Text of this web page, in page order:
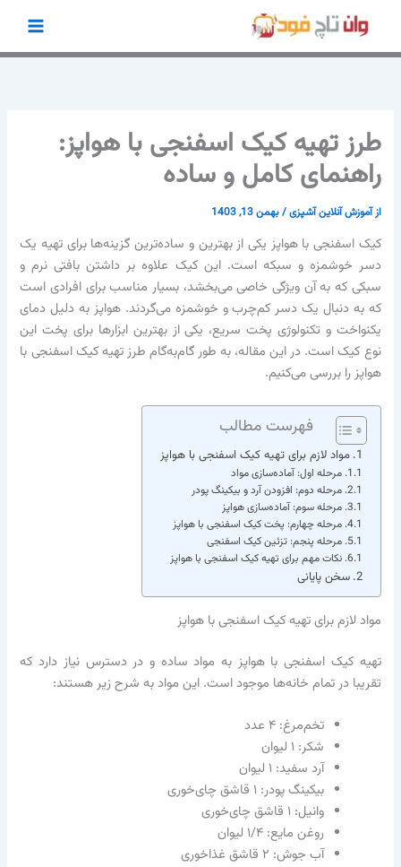
محتوا
طرز تهیه کیک اسفنجی با هواپز:
راهنمای کامل و ساده
ازآموزش آنلاین آشپزی/بهمن 13, 1403
کیک اسفنجی با هواپز یکی از بهترین و ساده‌ترین گزینه‌ها برای تهیه یک
دسر خوشمزه و سبکه است. این کیک علاوه بر داشتن بافتی نرم و
سبکی که به آن ویژگی خاصی می‌بخشد، بسیار مناسب برای افرادی است
که به دنبال یک دسر کم‌چرب و خوشمزه می‌گردند. هواپز به دلیل دمای
یکنواخت و تکنولوژی پخت سریع، یکی از بهترین ابزارها برای پخت این
نوع کیک است. در این مقاله، به طور گام‌به‌گام طرز تهیه کیک اسفنجی با
هواپز را بررسی می‌کنیم.
فهرست مطالب
مواد لازم برای تهیه کیک اسفنجی با هواپز
مرحله اول: آماده‌سازی مواد
مرحله دوم: افزودن آرد و بیکینگ پودر
مرحله سوم: آماده‌سازی هواپز
مرحله چهارم: پخت کیک اسفنجی با هواپز
مرحله پنجم: تزئین کیک اسفنجی
نکات مهم برای تهیه کیک اسفنجی با هواپز
سخن پایانی
مواد لازم برای تهیه کیک اسفنجی با هواپز
تهیه کیک اسفنجی با هواپز به مواد ساده و در دسترس نیاز دارد که
تقریبا در تمام خانه‌ها موجود است. این مواد به شرح زیر هستند:
تخم‌مرغ: ۴ عدد
شکر: ۱ لیوان
آرد سفید: ۱ لیوان
بیکینگ پودر: ۱ قاشق چای‌خوری
وانیل: ۱ قاشق چای‌خوری
روغن مایع: ۱/۴ لیوان
آب جوش: ۲ قاشق غذاخوری